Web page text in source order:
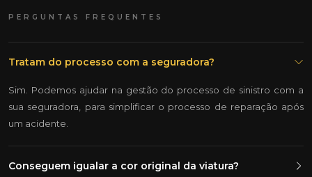
PERGUNTAS FREQUENTES
Tratam do processo com a seguradora?
Sim. Podemos ajudar na gestão do processo de sinistro com a
sua seguradora, para simplificar o processo de reparação após
um acidente.
Conseguem igualar a cor original da viatura?